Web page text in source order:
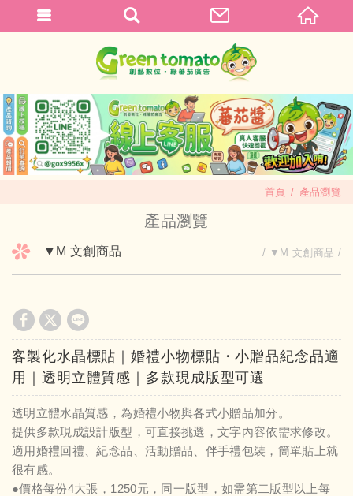
產品瀏覽
首頁 產品瀏覽
▼M 文創商品 ▼M 文創商品
客製化水晶標貼｜婚禮小物標貼・小贈品紀念品適
用｜透明立體質感｜多款現成版型可選
透明立體水晶質感，為婚禮小物與各式小贈品加分。
提供多款現成設計版型，可直接挑選，文字內容依需求修改。
適用婚禮回禮、紀念品、活動贈品、伴手禮包裝，簡單貼上就
很有感。
●價格每份4大張，1250元，同一版型，如需第二版型以上每